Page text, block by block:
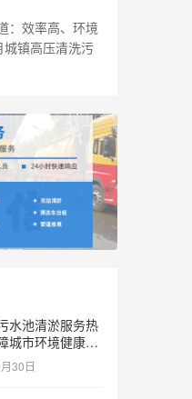
：效率高、环境
镇高压清洗污
水池清淤服务热
城市环境健康和
展。 (青羊区污
服务热线)
30日